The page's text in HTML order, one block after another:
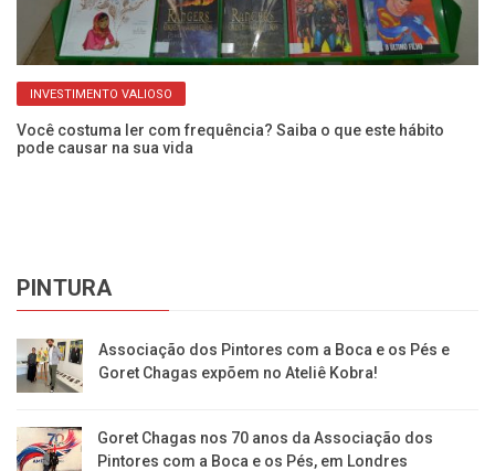
INVESTIMENTO VALIOSO
Você costuma ler com frequência? Saiba o que este hábito
pode causar na sua vida
PINTURA
Associação dos Pintores com a Boca e os Pés e
Goret Chagas expõem no Ateliê Kobra!
Goret Chagas nos 70 anos da Associação dos
Pintores com a Boca e os Pés, em Londres